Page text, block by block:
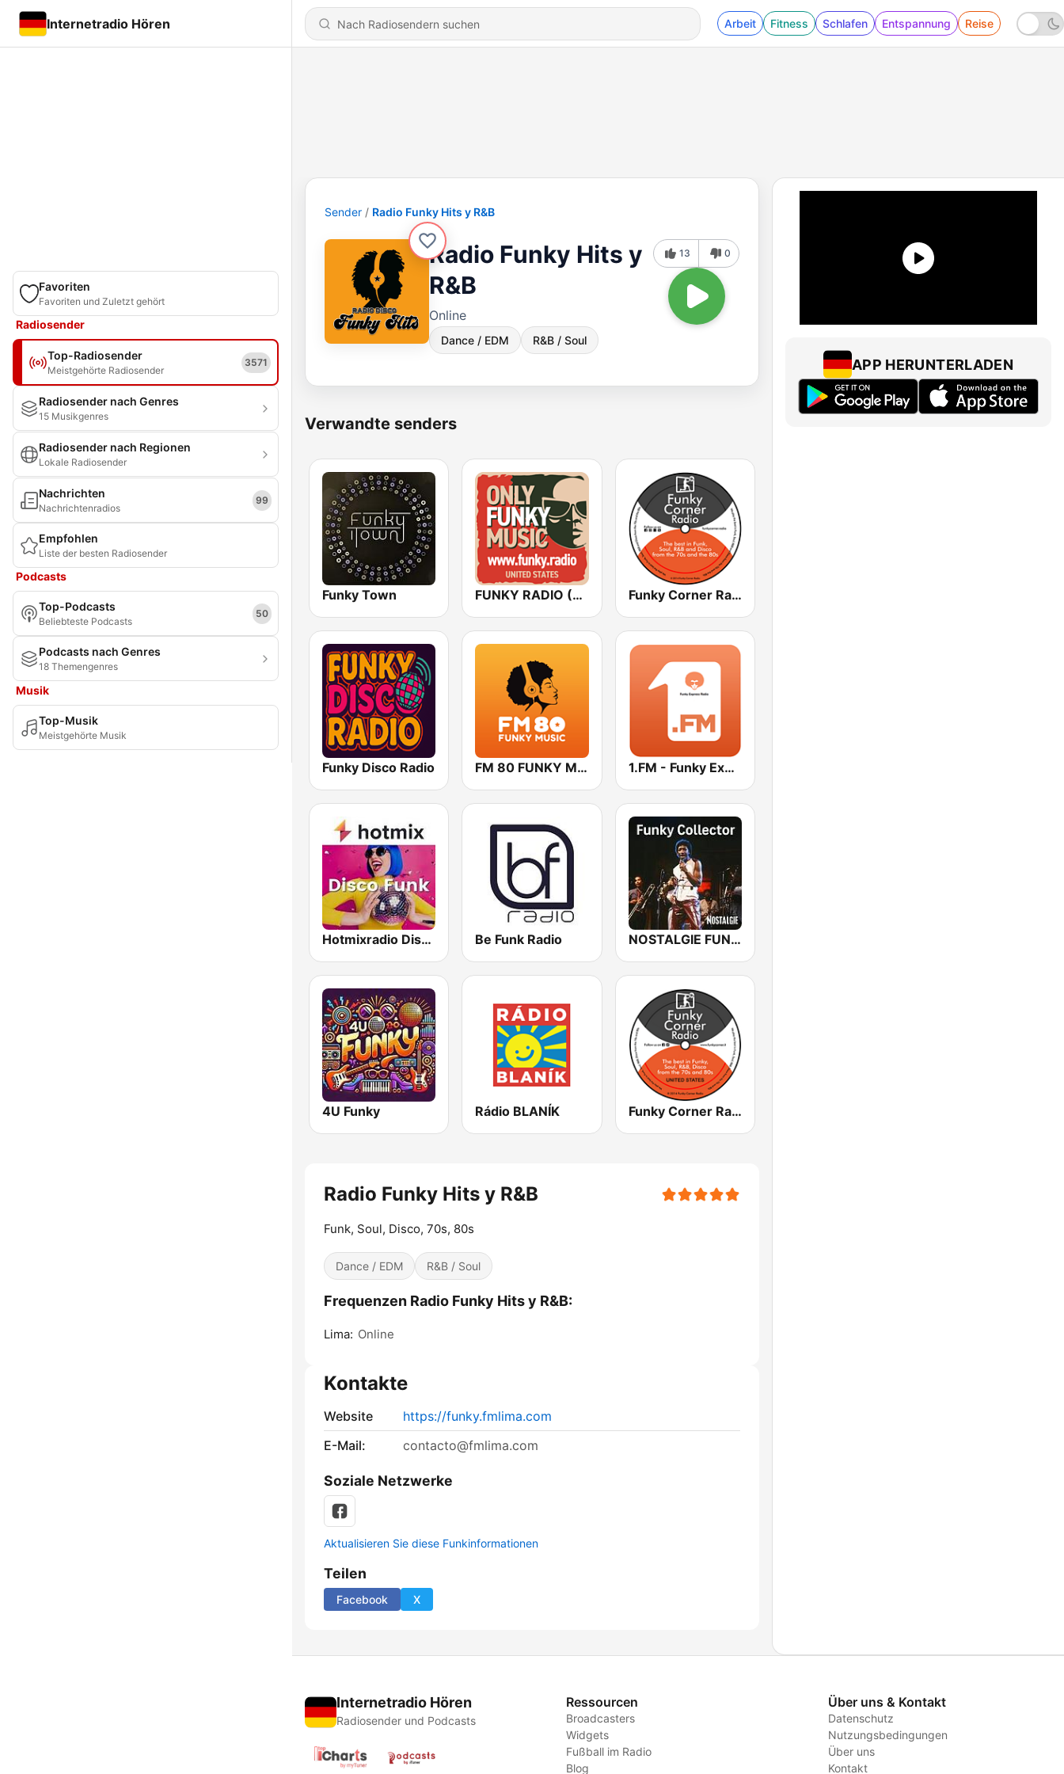
Internetradio Hören Arbeit Fitness Schlafen Entspannung Reise
Favoriten
Favoriten und Zuletzt gehört
Radiosender
Top-Radiosender
Meistgehörte Radiosender
3571
Radiosender nach Genres
15 Musikgenres
Radiosender nach Regionen
Lokale Radiosender
Nachrichten
Nachrichtenradios
99
Empfohlen
Liste der besten Radiosender
Podcasts
Top-Podcasts
Beliebteste Podcasts
50
Podcasts nach Genres
18 Themengenres
Musik
Top-Musik
Meistgehörte Musik
Sender Radio Funky Hits y R&B
Radio Funky Hits y
R&B
Online
Dance / EDM R&B / Soul
13 0
Verwandte senders
Funky Town FUNKY RADIO (USA) Funky Corner Radio
Funky Disco Radio FM 80 FUNKY MUSIC 1.FM - Funky Express
Hotmixradio Disco Funk Be Funk Radio NOSTALGIE FUNKY COLLECTOR
4U Funky Rádio BLANÍK Funky Corner Radio (USA)
Radio Funky Hits y R&B
Funk, Soul, Disco, 70s, 80s
Dance / EDM R&B / Soul
Frequenzen Radio Funky Hits y R&B:
Lima: Online
Kontakte
Website
https://funky.fmlima.com
E-Mail:
contacto@fmlima.com
Soziale Netzwerke
Aktualisieren Sie diese Funkinformationen
Teilen
Facebook X
APP HERUNTERLADEN
Internetradio Hören
Radiosender und Podcasts
Ressourcen
Broadcasters
Widgets
Fußball im Radio
Blog
Über uns & Kontakt
Datenschutz
Nutzungsbedingungen
Über uns
Kontakt